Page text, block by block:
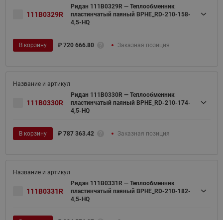
111B0329R
Ридан 111B0329R — Теплообменник
пластинчатый паяный BPHE_RD-210-158-
4,5-HQ
В корзину ₽ 720 666.80 Заказная позиция
111B0330R
Ридан 111B0330R — Теплообменник
пластинчатый паяный BPHE_RD-210-174-
4,5-HQ
В корзину ₽ 787 363.42 Заказная позиция
111B0331R
Ридан 111B0331R — Теплообменник
пластинчатый паяный BPHE_RD-210-182-
4,5-HQ